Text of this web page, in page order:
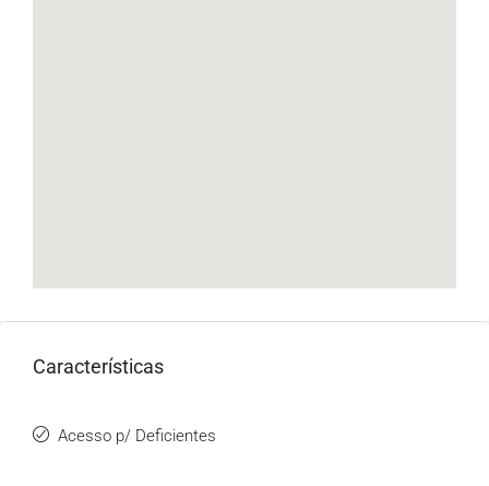
Características
Acesso p/ Deficientes